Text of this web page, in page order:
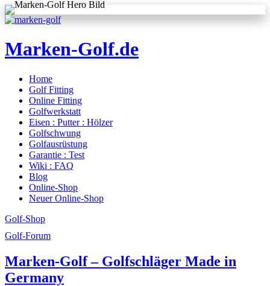
Marken-Golf.de
Golfschläger made in Germany
Home
Golf Fitting
Online Fitting
Golfwerkstatt
Eisen : Putter : Hölzer
Golfschwung
Golfausrüstung
Garantie : Test
Wiki : FAQ
Blog
Online-Shop
Neuer Online-Shop
Golf-Shop
Golf-Forum
Marken-Golf – Golfschläger Made in
Germany